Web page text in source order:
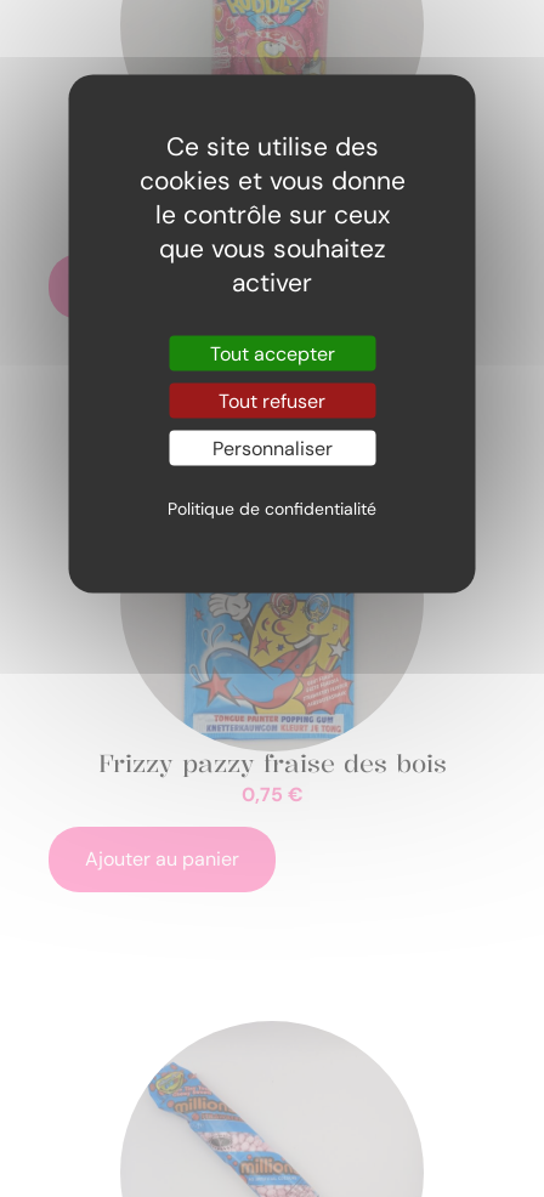
Bubble Rubblez tutti frutti
2,00 €
Ajouter au panier
Frizzy pazzy fraise des bois
0,75 €
Ajouter au panier
Ce site utilise des
cookies et vous donne
le contrôle sur ceux
que vous souhaitez
activer
Tout accepter
Tout refuser
Personnaliser
Politique de confidentialité